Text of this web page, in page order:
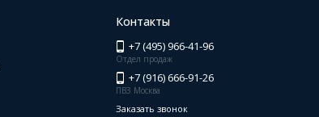
Контакты
+7 (495) 966-41-96
Отдел продаж
+7 (916) 666-91-26
ПВЗ Москва
Заказать звонок